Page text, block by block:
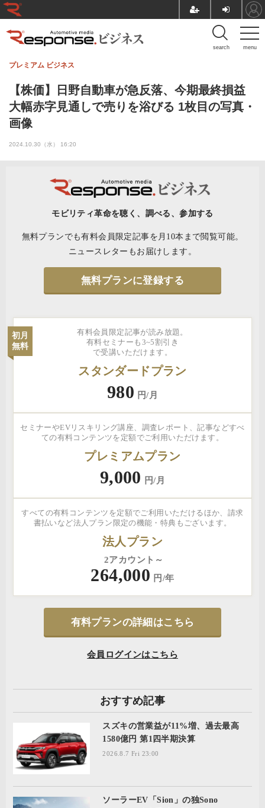
menu
search
【株価】日野自動車が急反落、今期最終損益
大幅赤字見通しで売りを浴びる 1枚目の写真・
画像
プレミアム ビジネス
2024.10.30（水） 16:20
モビリティ革命を聴く、調べる、参加する
無料プランでも有料会員限定記事を月10本まで閲覧可能。
ニュースレターもお届けします。
無料プランに登録する
有料会員限定記事が読み放題。
有料セミナーも3~5割引き
で受講いただけます。
初月
無料
スタンダードプラン
980 円/月
セミナーやEVリスキリング講座、調査レポート、記事などすべ
ての有料コンテンツを定額でご利用いただけます。
プレミアムプラン
9,000 円/月
すべての有料コンテンツを定額でご利用いただけるほか、請求
書払いなど法人プラン限定の機能・特典もございます。
法人プラン
2アカウント～
264,000 円/年
有料プランの詳細はこちら
会員ログインはこちら
おすすめ記事
スズキの営業益が11%増、過去最高
1580億円 第1四半期決算
2026.8.7 Fri 23:00
ソーラーEV「Sion」の独Sono